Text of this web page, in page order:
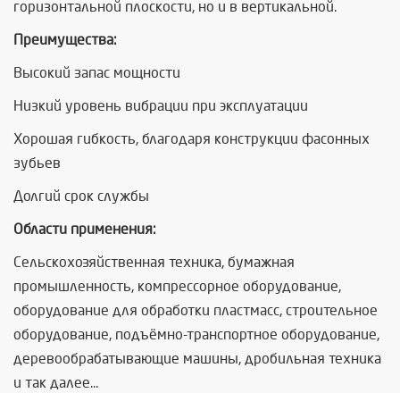
горизонтальной плоскости, но и в вертикальной.
Преимущества:
Высокий запас мощности
Низкий уровень вибрации при эксплуатации
Хорошая гибкость, благодаря конструкции фасонных
зубьев
Долгий срок службы
Области применения:
Сельскохозяйственная техника, бумажная
промышленность, компрессорное оборудование,
оборудование для обработки пластмасс, строительное
оборудование, подъёмно-транспортное оборудование,
деревообрабатывающие машины, дробильная техника
и так далее...